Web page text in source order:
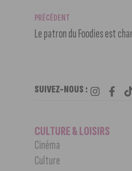
PRÉCÉDENT
Le patron du Foodies est
SUIVEZ-NOUS :
CULTURE & LOISIRS
Cinéma
Culture